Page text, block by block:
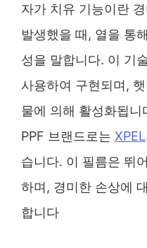
자가 치유 기능이란
발생했을 때, 열을 통
성을 말합니다. 이 기
사용하여 구현되며,
물에 의해 활성화됩
PPF 브랜드로는 XPEL
습니다. 이 필름은 뛰
하며, 경미한 손상에
합니다​